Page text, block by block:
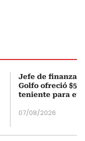
Jefe de finanzas
Golfo ofreció
teniente para
07/08/2026